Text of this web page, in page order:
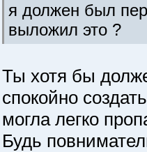
я должен был
выложил это ?
Ты хотя бы
спокойно
могла легко
Будь